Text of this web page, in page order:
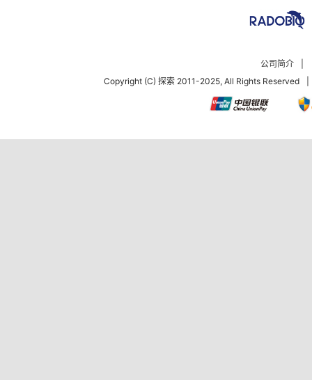
公司简介
Copyright (C) 探索 2011-2025, All Rights Reserved